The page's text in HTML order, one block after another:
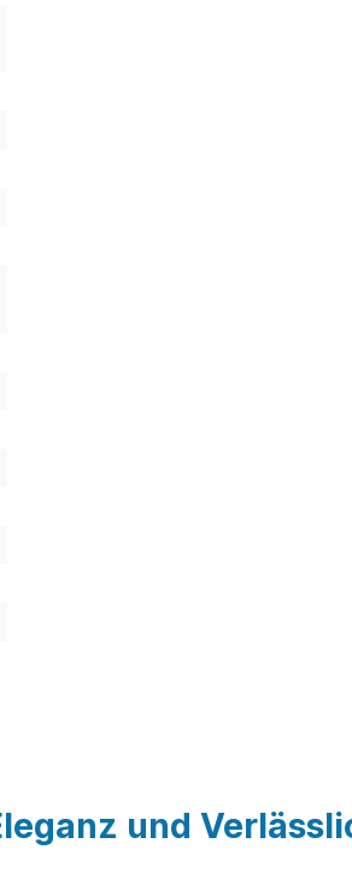
und